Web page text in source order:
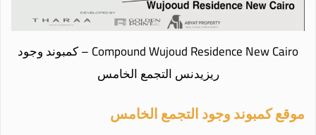
Compound Wujoud Residence New Cairo – كمبوند وجود
ريزيدنس التجمع الخامس
موقع كمبوند وجود التجمع الخامس